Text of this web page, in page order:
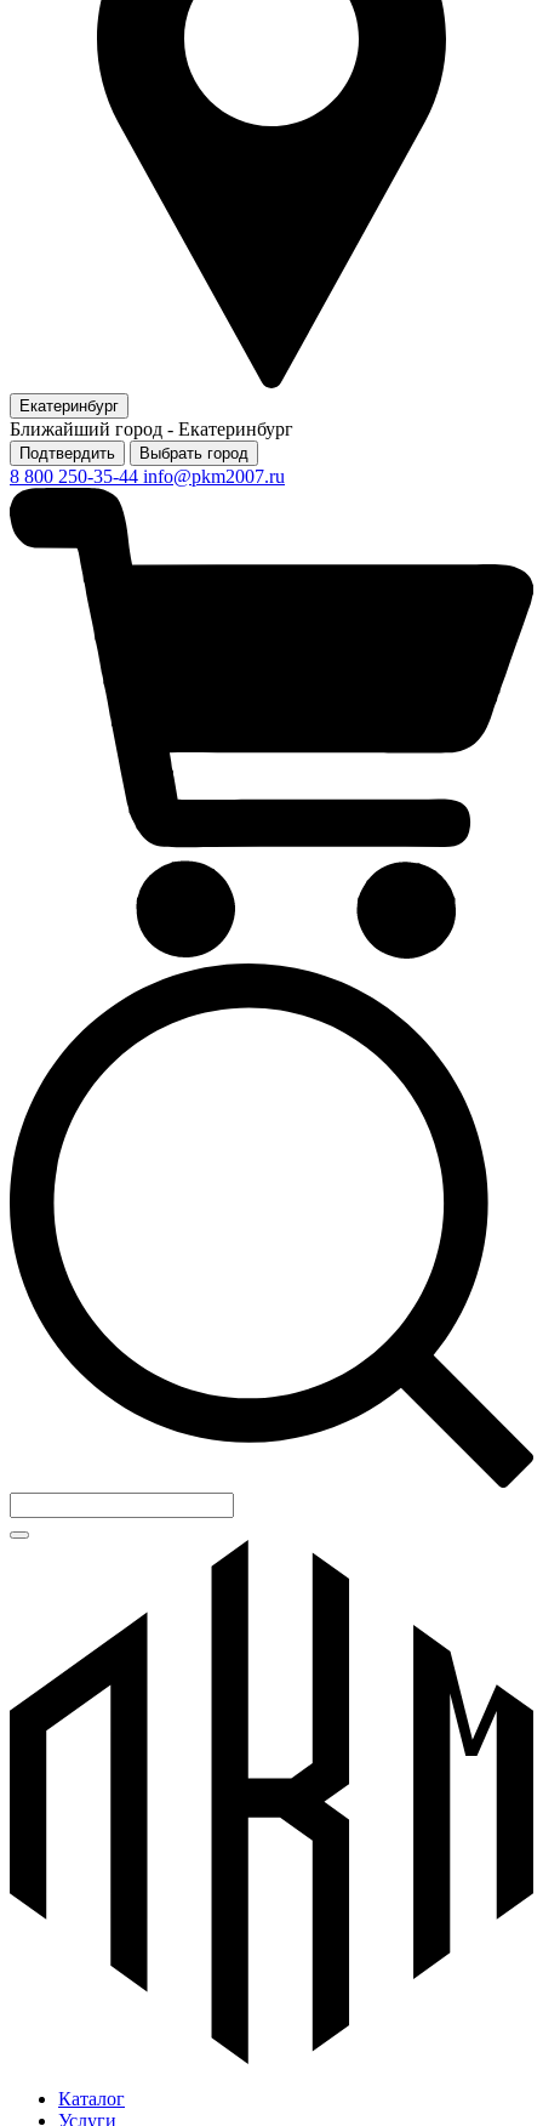
Екатеринбург
Ближайший город - Екатеринбург
Подтвердить Выбрать город
8 800 250-35-44 info@pkm2007.ru
Каталог
Услуги